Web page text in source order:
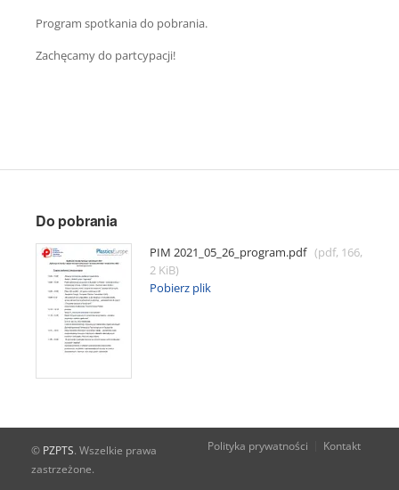
Program spotkania do pobrania.
Zachęcamy do partcypacji!
Do pobrania
PIM 2021_05_26_program.pdf (pdf, 166,
2 KiB)
Pobierz plik
© PZPTS. Wszelkie prawa
zastrzeżone.
Polityka prywatności Kontakt